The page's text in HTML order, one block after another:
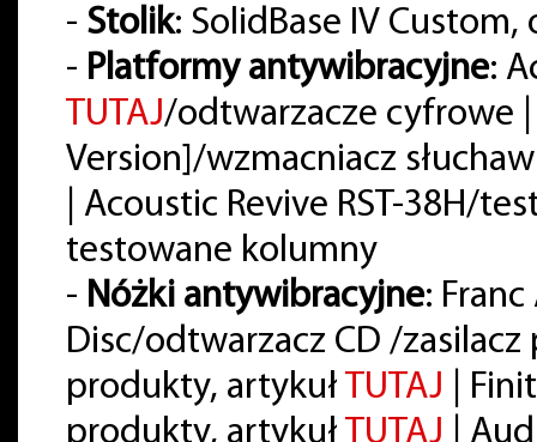
- Stolik: SolidBase IV Custom,
- Platformy antywibracyjne:
TUTAJ/odtwarzacze cyfrowe
Version]/wzmacniacz
| Acoustic Revive RST-38H/
testowane kolumny
- Nóżki antywibracyjne:
Disc/odtwarzacz CD /
produkty, artykuł TUTAJ |
produkty, artykuł TUTAJ |